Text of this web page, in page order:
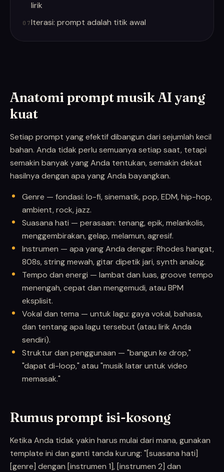
lirik
07Iterasi: prompt adalah titik awal
Anatomi prompt musik AI yang
kuat
Setiap prompt yang efektif dibangun dari sejumlah kecil
bahan. Anda tidak perlu semuanya setiap saat, tetapi
semakin banyak yang Anda tentukan, semakin dekat
hasilnya dengan apa yang Anda bayangkan.
Genre — fondasi: lo-fi, sinematik, pop, EDM, hip-hop,
ambient, rock, jazz.
Suasana hati — perasaan: tenang, epik, melankolis,
menggembirakan, gelap, melamun, agresif.
Instrumen — apa yang Anda dengar: Rhodes hangat,
808s, string mewah, gitar dipetik jari, synth analog.
Tempo dan energi — lambat dan luas, groove tempo
menengah, cepat dan mengemudi, atau BPM
eksplisit.
Vokal dan tema — untuk lagu: gaya vokal, bahasa,
dan tentang apa lagu tersebut (atau lirik Anda
sendiri).
Struktur dan penggunaan — "bangun ke drop,"
"dapat di-loop," atau "musik latar untuk video
memasak."
Rumus prompt isi-kosong
Ketika Anda tidak yakin harus mulai dari mana, gunakan
template ini dan ganti tanda kurung: "[suasana hati]
[genre] dengan [instrumen 1], [instrumen 2] dan